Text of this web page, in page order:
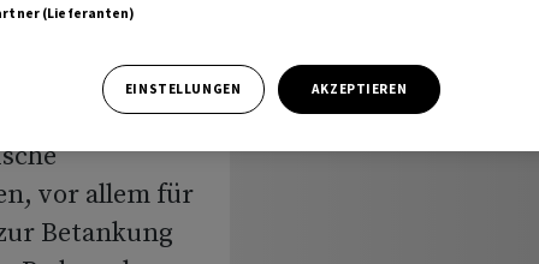
vor allem für
Betankung
(Lieferanten)
EINSTELLUNGEN AKZEPTIEREN